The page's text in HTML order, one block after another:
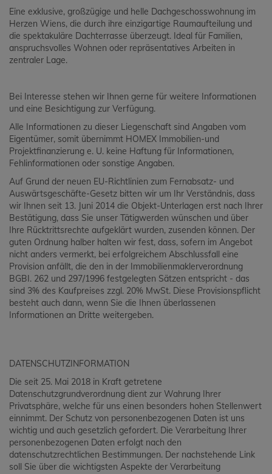
Eine exklusive, großzügige und helle Dachgeschosswohnung im
Herzen Wiens, die durch ihre einzigartige Raumaufteilung und
die spektakuläre Dachterrasse überzeugt. Ideal für Familien,
anspruchsvolles Wohnen oder repräsentatives Arbeiten in
zentraler Lage.
Bei Interesse stehen wir Ihnen gerne für weitere Informationen
und eine Besichtigung zur Verfügung.
Alle Informationen zu dieser Liegenschaft sind Angaben vom
Eigentümer, somit übernimmt HOMEX Immobilien-und
Projektfinanzierung e. U. keine Haftung für Informationen,
Fehlinformationen oder sonstige Angaben.
Auf Grund der neuen EU-Richtlinien zum Fernabsatz- und
Auswärtsgeschäfte-Gesetz bitten wir um Ihr Verständnis, dass
wir Ihnen seit 13. Juni 2014 die Objekt-Unterlagen erst nach Ihrer
Bestätigung, dass Sie unser Tätigwerden wünschen und über
Ihre Rücktrittsrechte aufgeklärt wurden, zusenden können. Der
guten Ordnung halber halten wir fest, dass, sofern im Angebot
nicht anders vermerkt, bei erfolgreichem Abschlussfall eine
Provision anfällt, die den in der Immobilienmaklerverordnung
BGBI. 262 und 297/1996 festgelegten Sätzen entspricht - das
sind 3% des Kaufpreises zzgl. 20% MwSt. Diese Provisionspflicht
besteht auch dann, wenn Sie die Ihnen überlassenen
Informationen an Dritte weitergeben.
DATENSCHUTZINFORMATION
Die seit 25. Mai 2018 in Kraft getretene
Datenschutzgrundverordnung dient zur Wahrung Ihrer
Privatsphäre, welche für uns einen besonders hohen Stellenwert
einnimmt. Der Schutz von personenbezogenen Daten ist uns
wichtig und auch gesetzlich gefordert. Die Verarbeitung Ihrer
personenbezogenen Daten erfolgt nach den
datenschutzrechtlichen Bestimmungen. Der nachstehende Link
soll Sie über die wichtigsten Aspekte der Verarbeitung